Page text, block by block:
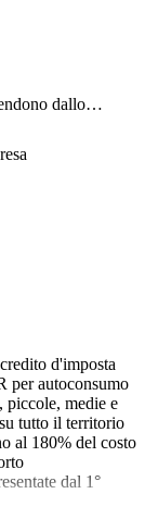
dallo…
d'imposta
per autoconsumo
piccole, medie e
tutto il territorio
al 180% del costo
dal 1°